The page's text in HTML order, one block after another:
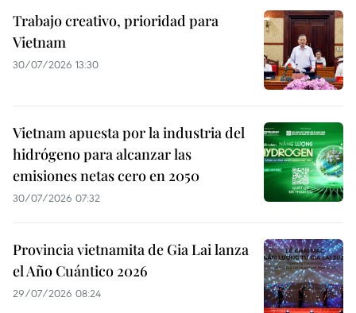
Trabajo creativo, prioridad para
Vietnam
30/07/2026 13:30
Vietnam apuesta por la industria del
hidrógeno para alcanzar las
emisiones netas cero en 2050
30/07/2026 07:32
Provincia vietnamita de Gia Lai lanza
el Año Cuántico 2026
29/07/2026 08:24